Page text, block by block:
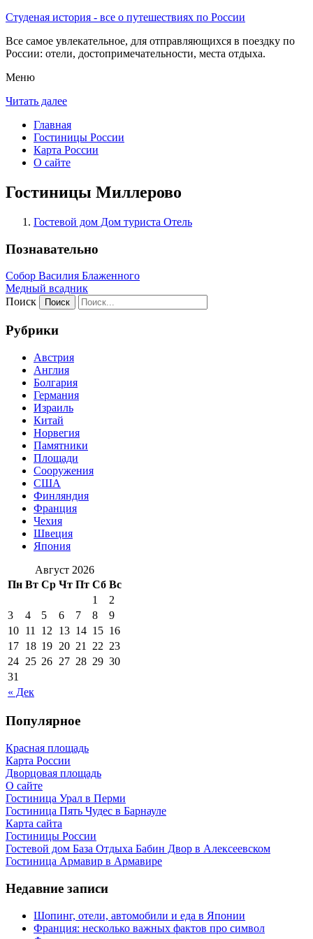
Студеная история - все о путешествиях по России
Все самое увлекательное, для отправляющихся в поездку по
России: отели, достопримечательности, места отдыха.
Меню
Читать далее
Главная
Гостиницы России
Карта России
О сайте
Гостиницы Миллерово
Гостевой дом Дом туриста Отель
Познавательно
Собор Василия Блаженного
Медный всадник
Поиск
Рубрики
Австрия
Англия
Болгария
Германия
Израиль
Китай
Норвегия
Памятники
Площади
Сооружения
США
Финляндия
Франция
Чехия
Швеция
Япония
Август 2026
Пн Вт Ср Чт Пт Сб Вс
« Дек
1
2
3
4 5 6 7 8
9
10 11 12 13 14 15 16
17 18 19 20 21 22 23
24 25 26 27 28 29 30
31
Популярное
Красная площадь
Карта России
Дворцовая площадь
О сайте
Гостиница Урал в Перми
Гостиница Пять Чудес в Барнауле
Карта сайта
Гостиницы России
Гостевой дом База Отдыха Бабин Двор в Алексеевском
Гостиница Армавир в Армавире
Недавние записи
Шопинг, отели, автомобили и еда в Японии
Франция: несколько важных фактов про символ